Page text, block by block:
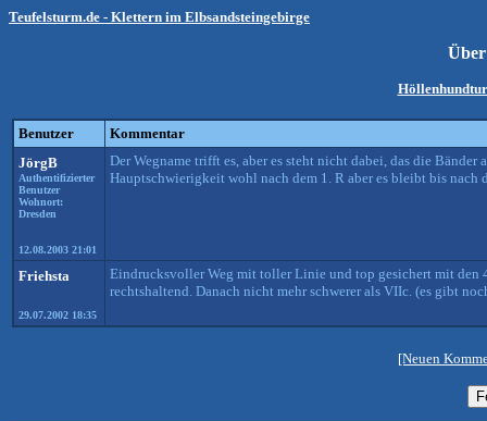
Teufelsturm.de - Klettern im Elbsandsteingebirge
Benutzer
Kommentar
JörgB
Authentifizierter
Benutzer
Wohnort:
Dresden
12.08.2003 21:01
Der Wegname trifft es, aber es steht nicht dabei, das die
Hauptschwierigkeit wohl nach dem 1. R aber es bleibt bis nach
Friehsta
29.07.2002 18:35
Eindrucksvoller Weg mit toller Linie und top gesichert mit den
rechtshaltend. Danach nicht mehr schwerer als VIIc. (es gibt
[Neuen